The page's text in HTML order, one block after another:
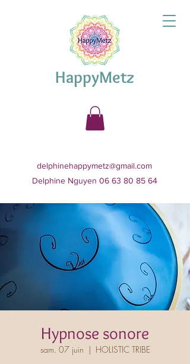
HappyMetz
delphinehappymetz@gmail.com
Delphine Nguyen 06 63 80 85 64
Hypnose sonore
sam. 07 juin
  |
HOLISTIC TRIBE